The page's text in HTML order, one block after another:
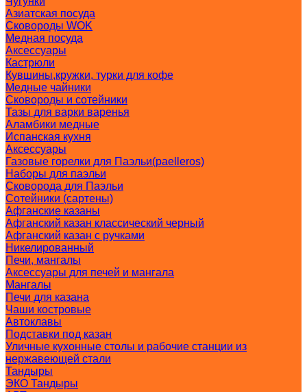
Азиатская посуда
Сковороды WOK
Медная посуда
Аксессуары
Кастрюли
Кувшины,кружки, турки для кофе
Медные чайники
Сковороды и сотейники
Тазы для варки варенья
Аламбики медные
Испанская кухня
Аксессуары
Газовые горелки для Паэльи(paelleros)
Наборы для паэльи
Сковорода для Паэльи
Сотейники (сартены)
Афганские казаны
Афганский казан классический черный
Афганский казан с ручками
Никелированный
Печи, мангалы
Аксессуары для печей и мангала
Мангалы
Печи для казана
Чаши костровые
Автоклавы
Подставки под казан
Уличные кухонные столы и рабочие станции из
нержавеющей стали
Тандыры
ЭКО Тандыры